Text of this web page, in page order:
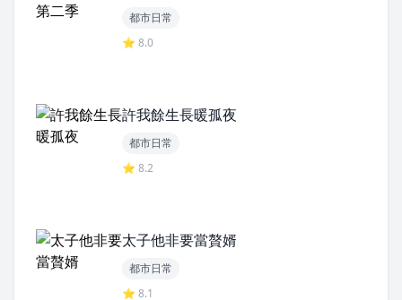
都市日常
⭐ 8.0
許我餘生長暖孤夜
都市日常
⭐ 8.2
太子他非要當贅婿
都市日常
⭐ 8.1